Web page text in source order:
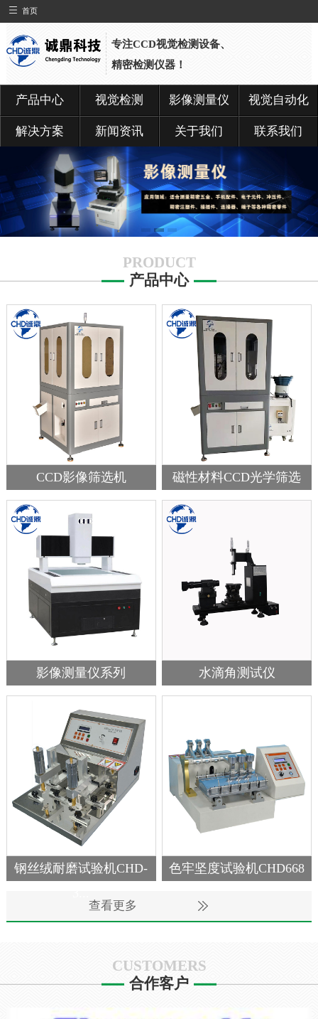
首页
专注CCD视觉检测设备、
精密检测仪器！
产品中心 视觉检测 影像测量仪 视觉自动化
解决方案 新闻资讯 关于我们 联系我们
PRODUCT
产品中心
CCD影像筛选机
磁性材料CCD光学筛选
机...
影像测量仪系列 水滴角测试仪
钢丝绒耐磨试验机CHD-
色牢坚度试验机CHD668
查看更多
CUSTOMERS
合作客户